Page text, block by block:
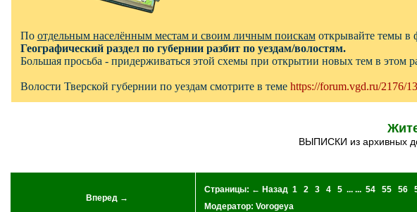
По отдельным населённым местам и своим личным поискамоткрывайте темы в
Географический раздел по губернии разбит по уездам/волостям.
Большая просьба - придерживаться этой схемы при открытии новых тем в этом
Волости Тверской губернии по уездам смотрите в теме https://forum.vgd.ru/2176/
ВЫПИСКИ из архивных
Вперед →
Страницы: ← Назад 1 2 3 4 5 ... ... 54 55 56
Модератор: Vorogeya